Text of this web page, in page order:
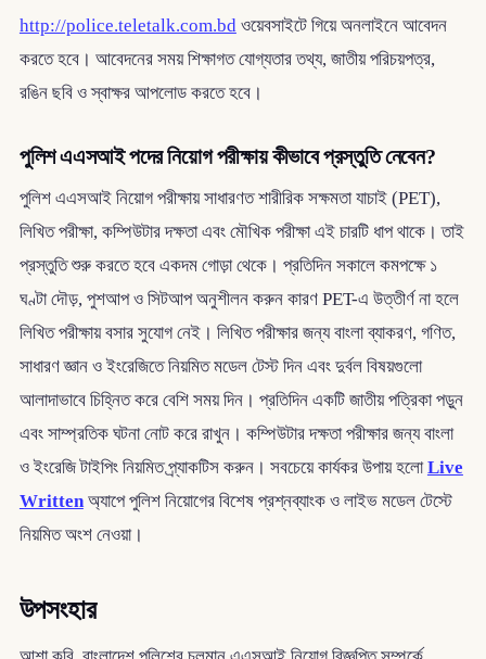
http://police.teletalk.com.bdওয়েবসাইটে গিয়ে অনলাইনে আবেদন
করতে হবে। আবেদনের সময় শিক্ষাগত যোগ্যতার তথ্য, জাতীয় পরিচয়পত্র,
রঙিন ছবি ও স্বাক্ষর আপলোড করতে হবে।
পুলিশ এএসআই পদের নিয়োগ পরীক্ষায় কীভাবে প্রস্তুতি নেবেন?
পুলিশ এএসআই নিয়োগ পরীক্ষায় সাধারণত শারীরিক সক্ষমতা যাচাই (PET),
লিখিত পরীক্ষা, কম্পিউটার দক্ষতা এবং মৌখিক পরীক্ষা এই চারটি ধাপ থাকে। তাই
প্রস্তুতি শুরু করতে হবে একদম গোড়া থেকে। প্রতিদিন সকালে কমপক্ষে ১
ঘণ্টা দৌড়, পুশআপ ও সিটআপ অনুশীলন করুন কারণ PET-এ উত্তীর্ণ না হলে
লিখিত পরীক্ষায় বসার সুযোগ নেই। লিখিত পরীক্ষার জন্য বাংলা ব্যাকরণ, গণিত,
সাধারণ জ্ঞান ও ইংরেজিতে নিয়মিত মডেল টেস্ট দিন এবং দুর্বল বিষয়গুলো
আলাদাভাবে চিহ্নিত করে বেশি সময় দিন। প্রতিদিন একটি জাতীয় পত্রিকা পড়ুন
এবং সাম্প্রতিক ঘটনা নোট করে রাখুন। কম্পিউটার দক্ষতা পরীক্ষার জন্য বাংলা
ও ইংরেজি টাইপিং নিয়মিত প্র্যাকটিস করুন। সবচেয়ে কার্যকর উপায় হলোLive
Writtenঅ্যাপে পুলিশ নিয়োগের বিশেষ প্রশ্নব্যাংক ও লাইভ মডেল টেস্টে
নিয়মিত অংশ নেওয়া।
উপসংহার